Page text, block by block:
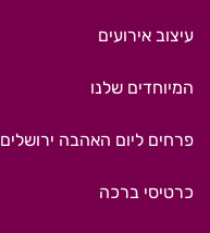
עיצוב אירועים
המיוחדים שלנו
פרחים ליום האהבה ירושלים
כרטיסי ברכה